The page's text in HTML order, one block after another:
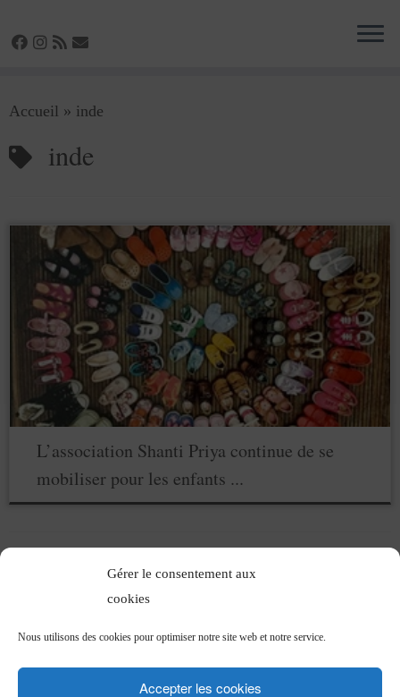
Gérer le consentement aux
cookies
Nous utilisons des cookies pour optimiser notre site web et notre service.
Accepter les cookies
auAccueil » inde
inde
L’association Shanti Priya continue de se
mobiliser pour les enfants ...
Articles récents
L’association Shanti Priya continue de se mobiliser pour les enfants du Kérala !